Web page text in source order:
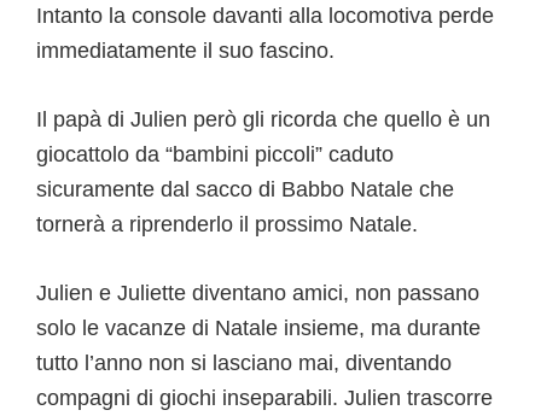
Intanto la console davanti alla locomotiva perde
immediatamente il suo fascino.
Il papà di Julien però gli ricorda che quello è un
giocattolo da “bambini piccoli” caduto
sicuramente dal sacco di Babbo Natale che
tornerà a riprenderlo il prossimo Natale.
Julien e Juliette diventano amici, non passano
solo le vacanze di Natale insieme, ma durante
tutto l’anno non si lasciano mai, diventando
compagni di giochi inseparabili. Julien trascorre